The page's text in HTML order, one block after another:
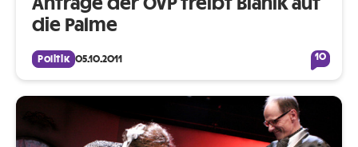
Anfrage der ÖVP treibt Blanik auf
die Palme
Politik 05.10.2011 10